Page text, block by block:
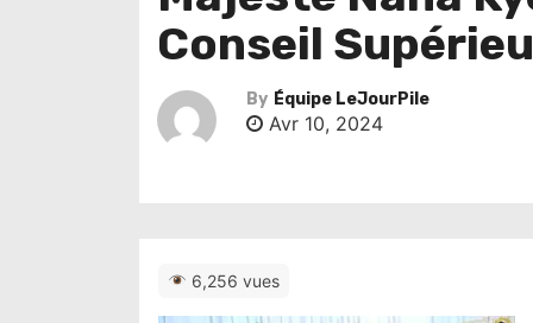
Conseil
By Équipe LeJourPile
Avr 10, 2024
6,256 vues